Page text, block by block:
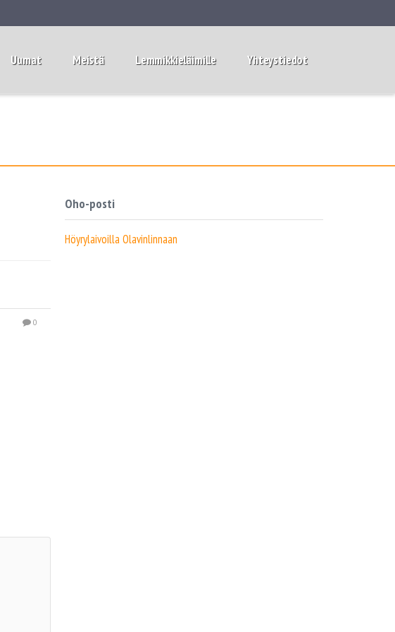
Uurnat Meistä Lemmikkieläimille Yhteystiedot
0
Oho-posti
Höyrylaivoilla Olavinlinnaan